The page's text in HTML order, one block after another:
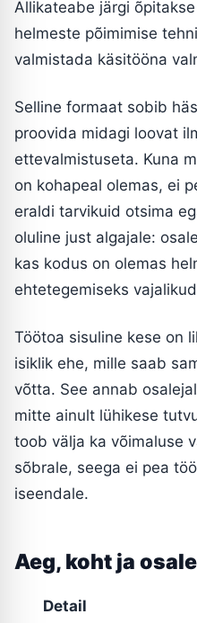
Allikateabe järgi
helmeste põimimise
valmistada käsitööna
Selline formaat sobib
proovida midagi loovat
ettevalmistuseta. Kuna
on kohapeal olemas, ei
eraldi tarvikuid otsima
oluline just algajale:
kas kodus on olemas
ehtetegemiseks
Töötoa sisuline kese on
isiklik ehe, mille saab
võtta. See annab
mitte ainult lühikese
toob välja ka võimaluse
sõbrale, seega ei pea
iseendale.
Aeg, koht ja
Detail